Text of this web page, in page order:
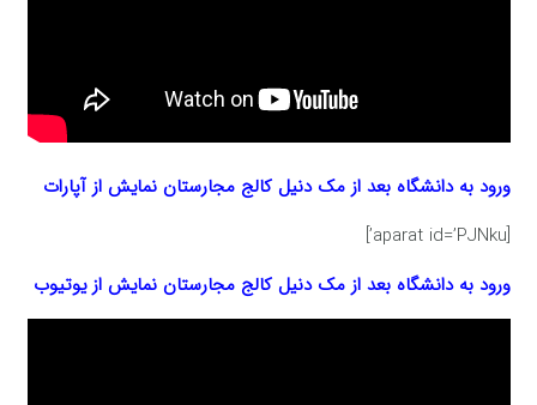
ورود به دانشگاه بعد از مک دنیل کالج مجارستان نمایش از آپارات
[aparat id=’PJNku’]
ورود به دانشگاه بعد از مک دنیل کالج مجارستان نمایش از یوتیوب